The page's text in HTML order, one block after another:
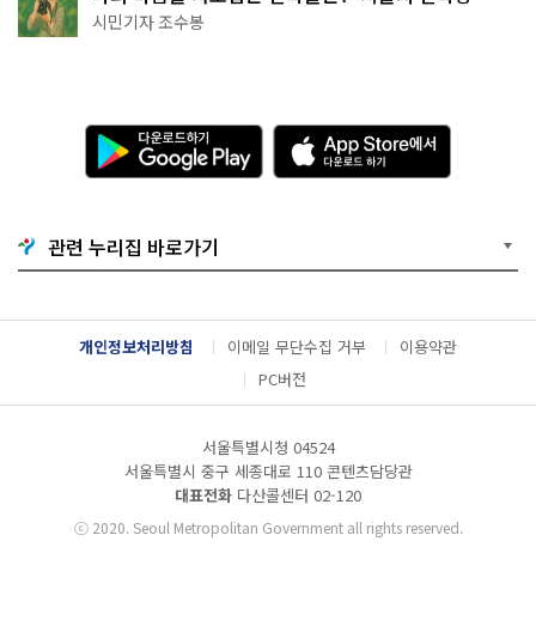
상작 공개!
시민기자 조수봉
다
운
로
기
G
o
g
l
e
A
p
p
e
서
다
운
관련 누리집 바로가기
개인정보처리방침 이메일 무단수집 거부
이용약관
PC버전
서울특별시청 04524
서울특별시 중구 세종대로 110 콘텐츠담당관
대표전화 다산콜센터 02-120
ⓒ2020. Seoul Metropolitan Government all rights reserved.